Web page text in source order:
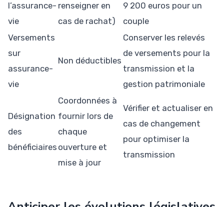
l’assurance-
vie
renseigner en
cas de rachat)
9 200 euros pour un
couple
Versements
sur
assurance-
vie
Non déductibles
Conserver les relevés
de versements pour la
transmission et la
gestion patrimoniale
Désignation
des
bénéficiaires
Coordonnées à
fournir lors de
chaque
ouverture et
mise à jour
Vérifier et actualiser en
cas de changement
pour optimiser la
transmission